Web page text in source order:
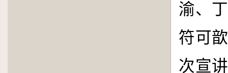
渝、
符可
次宣